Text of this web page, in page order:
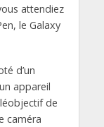
attendiez
le Galaxy
d’un
appareil
de
caméra